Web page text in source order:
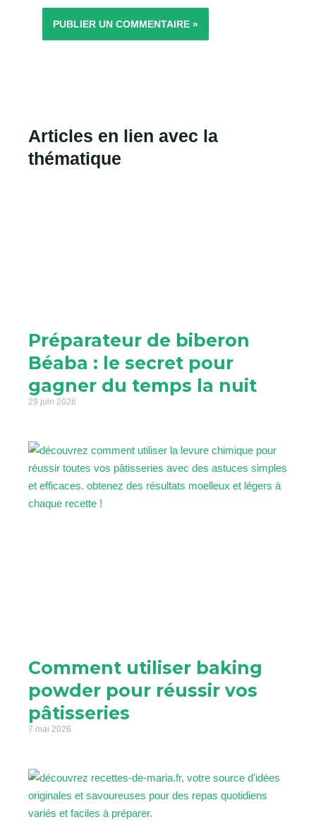
Articles en lien avec la
thématique
Préparateur de biberon
Béaba : le secret pour
gagner du temps la nuit
29 juin 2026
Comment utiliser baking
powder pour réussir vos
pâtisseries
7 mai 2026